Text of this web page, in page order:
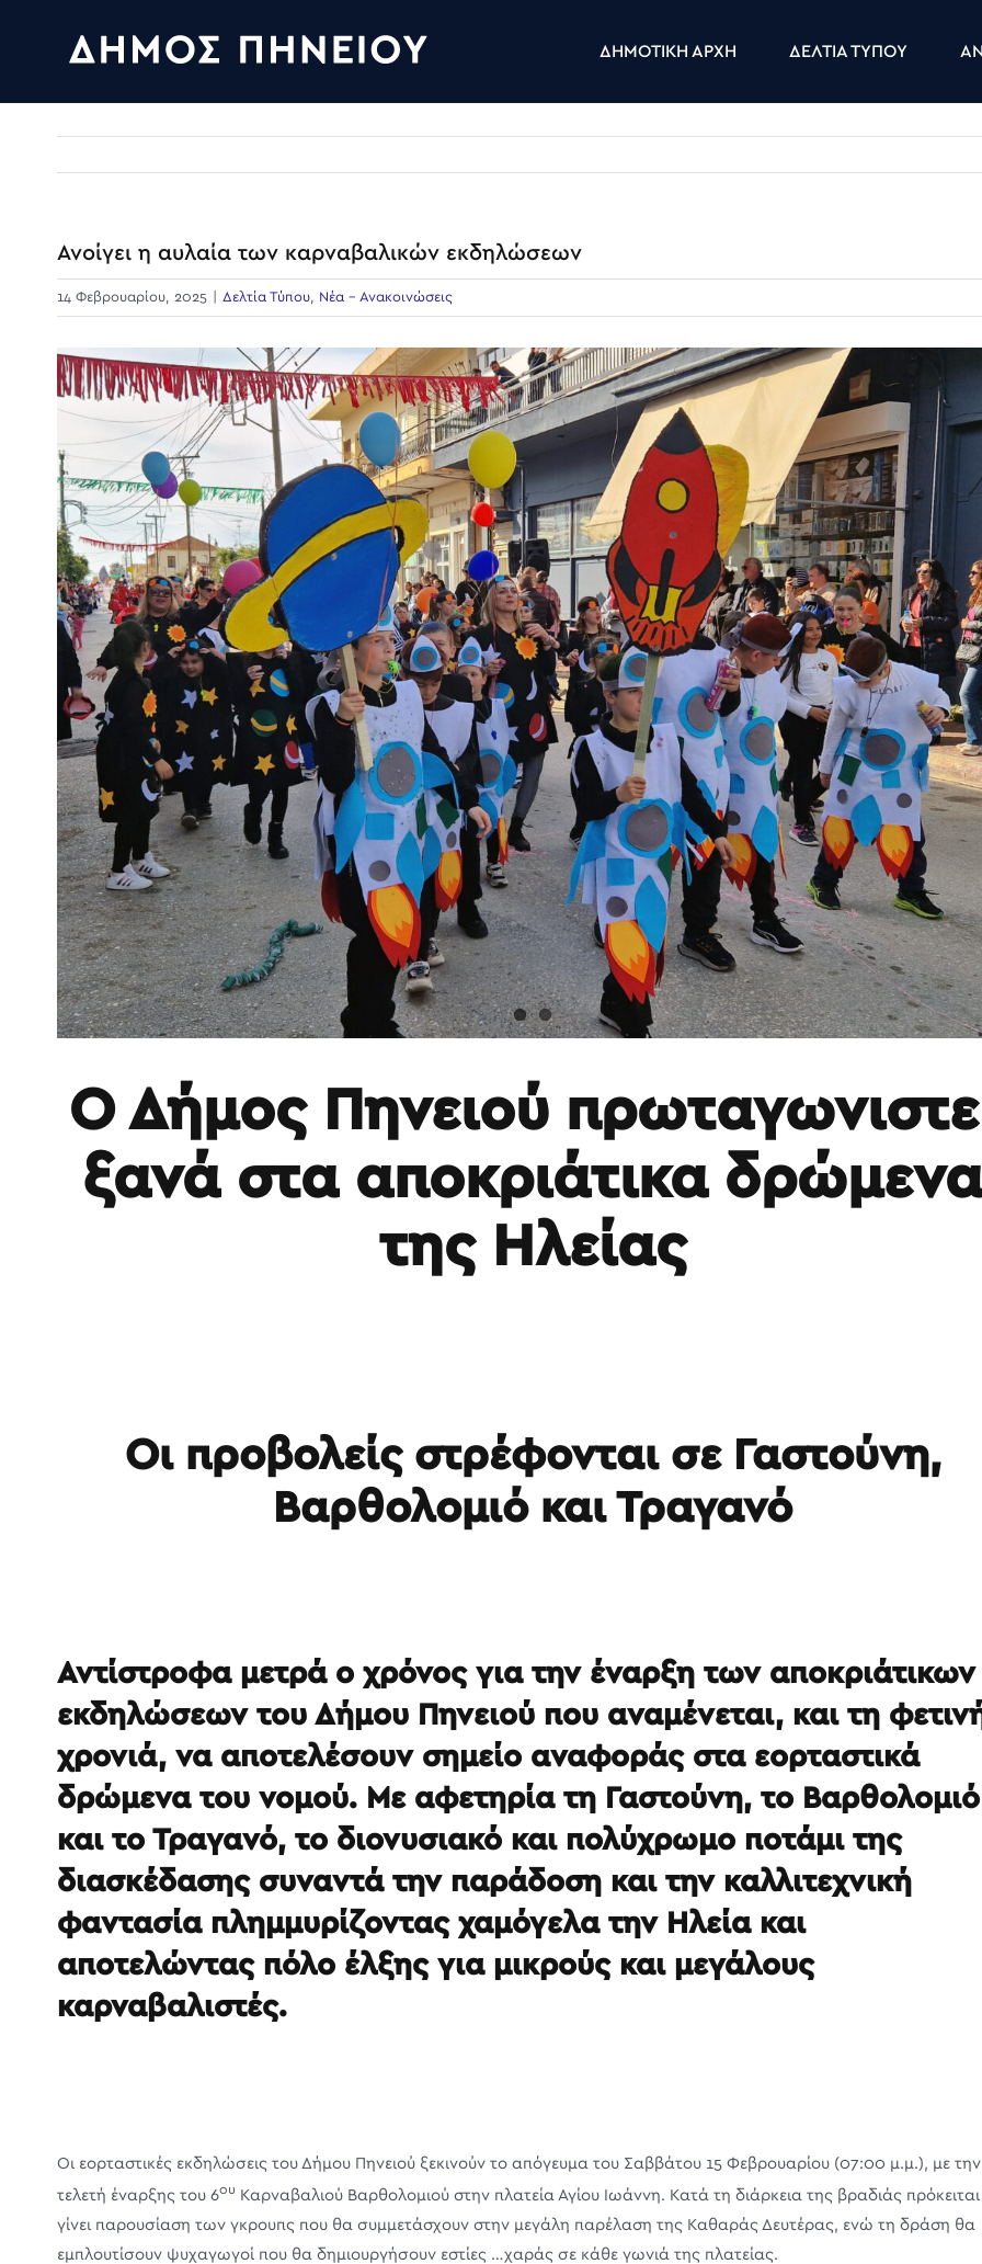
ΔΗΜΟΤΙΚΗ ΑΡΧΗ ΔΕΛΤΙΑ ΤΥΠΟΥ
Ανοίγει η αυλαία των καρναβαλικών εκδηλώσεων
14 Φεβρουαρίου, 2025 Δελτία Τύπου, Νέα - Ανακοινώσεις
View
Larger
Image
Ο Δήμος Πηνειού
ξανά στα αποκριάτικα δρώμενα
της Ηλείας
Οι προβολείς στρέφονται σε Γαστούνη,
Βαρθολομιό και Τραγανό
Αντίστροφα μετρά ο χρόνος για την έναρξη των αποκριάτικων
εκδηλώσεων του Δήμου Πηνειού που αναμένεται, και τη
χρονιά, να αποτελέσουν σημείο αναφοράς στα εορταστικά
δρώμενα του νομού. Με αφετηρία τη Γαστούνη, το Βαρθολομιό
και το Τραγανό, το διονυσιακό και πολύχρωμο ποτάμι της
διασκέδασης συναντά την παράδοση και την καλλιτεχνική
φαντασία πλημμυρίζοντας χαμόγελα την Ηλεία και
αποτελώντας πόλο έλξης για μικρούς και μεγάλους
καρναβαλιστές.
Οι εορταστικές εκδηλώσεις του Δήμου Πηνειού ξεκινούν το απόγευμα του Σαββάτου 15 Φεβρουαρίου (07:00 μ.μ.), με την
τελετή έναρξης του 6ου Καρναβαλιού Βαρθολομιού στην πλατεία Αγίου Ιωάννη. Κατά τη διάρκεια της βραδιάς
γίνει παρουσίαση των γκρουπς που θα συμμετάσχουν στην μεγάλη παρέλαση της Καθαράς Δευτέρας, ενώ τη δράση θα
εμπλουτίσουν ψυχαγωγοί που θα δημιουργήσουν εστίες …χαράς σε κάθε γωνιά της πλατείας.